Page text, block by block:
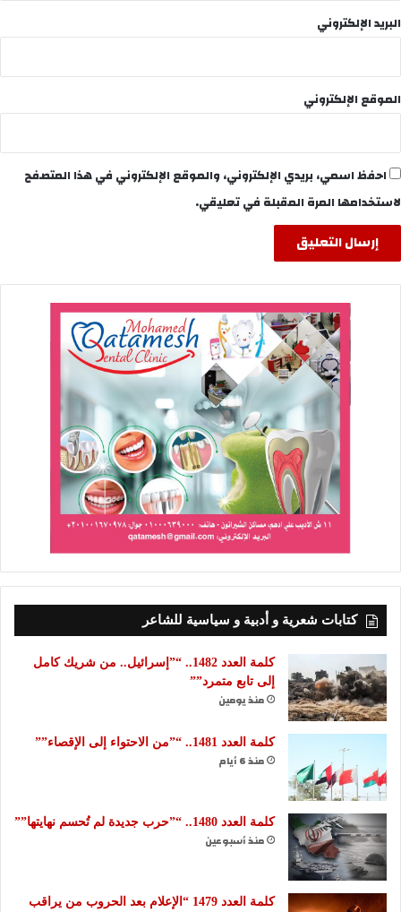
البريد الإلكتروني
الموقع الإلكتروني
احفظ اسمي، بريدي الإلكتروني، والموقع الإلكتروني في هذا المتصفح
لاستخدامها المرة المقبلة في تعليقي.
كتابات شعرية و أدبية و سياسية للشاعر
كلمة العدد 1482.. “”إسرائيل.. من شريك كامل
إلى تابع متمرد””
منذ يومين
كلمة العدد 1481.. “”من الاحتواء إلى الإقصاء””
منذ 6 أيام
كلمة العدد 1480.. “”حرب جديدة لم تُحسم نهايتها””
منذ أسبوعين
كلمة العدد 1479 “الإعلام بعد الحروب من يراقب